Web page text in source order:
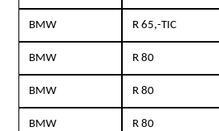
BMW R 65,-TIC
BMW R 80
BMW R 80
BMW R 80